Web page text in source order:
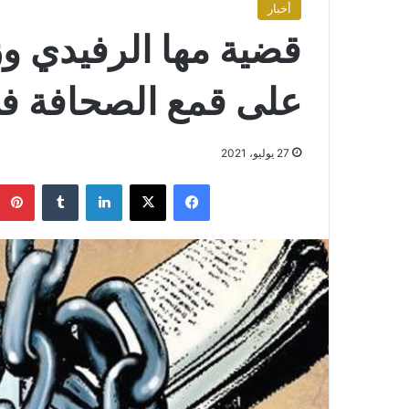
أخبار
قضية مها الرفيدي
على قمع الصحافة
27 يوليو، 2021
فيسبوك X لينكدإن